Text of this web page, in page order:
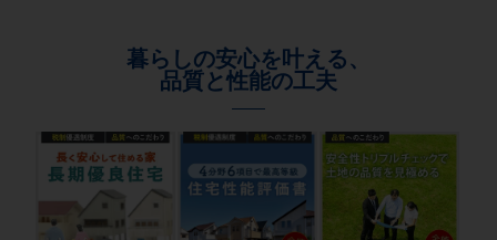
暮らしの安心を叶える、
品質と性能の工夫